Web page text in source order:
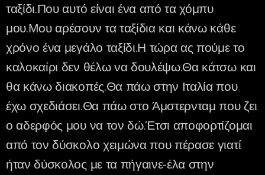
ταξίδι.Που αυτό είναι ένα από τα χόμπυ
μου.Μου αρέσουν τα ταξίδια και κάνω κάθε
χρόνο ένα μεγάλο ταξίδι.Η τώρα ας πούμε το
καλοκαίρι δεν θέλω να δουλέψω.Θα κάτσω και
θα κάνω διακοπές.Θα πάω στην Ιταλία που
έχω σχεδιάσει.Θα πάω στο Άμστερνταμ που ζει
ο αδερφός μου να τον δώ.Έτσι αποφορτίζομαι
από τον δύσκολο χειμώνα που πέρασε γιατί
ήταν δύσκολος με τα πήγαινε-έλα στην